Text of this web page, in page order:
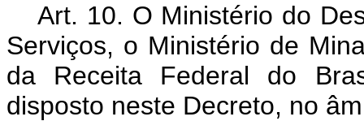
Art. 10. O Ministério do
Serviços, o Ministério de
da Receita Federal do
disposto neste Decreto, no